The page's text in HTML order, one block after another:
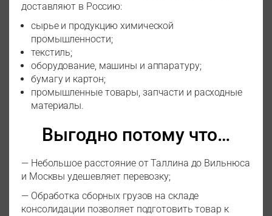
доставляют в Россию:
сырье и продукцию химической
промышленности;
текстиль;
оборудование, машины и аппаратуру;
бумагу и картон;
промышленные товары, запчасти и расходные
материалы.
Выгодно потому что…
— Небольшое расстояние от Таллина до Вильнюса
и Москвы удешевляет перевозку;
— Обработка сборных грузов на складе
консолидации позволяет подготовить товар к